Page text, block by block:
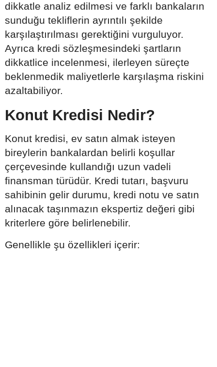
dikkatle analiz edilmesi ve farklı bankaların
sunduğu tekliflerin ayrıntılı şekilde
karşılaştırılması gerektiğini vurguluyor.
Ayrıca kredi sözleşmesindeki şartların
dikkatlice incelenmesi, ilerleyen süreçte
beklenmedik maliyetlerle karşılaşma riskini
azaltabiliyor.
Konut Kredisi Nedir?
Konut kredisi, ev satın almak isteyen
bireylerin bankalardan belirli koşullar
çerçevesinde kullandığı uzun vadeli
finansman türüdür. Kredi tutarı, başvuru
sahibinin gelir durumu, kredi notu ve satın
alınacak taşınmazın ekspertiz değeri gibi
kriterlere göre belirlenebilir.
Genellikle şu özellikleri içerir: